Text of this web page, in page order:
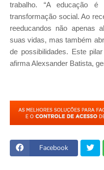
trabalho. “A educação é
transformação social. Ao
reeducandos não apenas
suas vidas, mas também
de possibilidades. Este
afirma Alexsander Batista,
Facebook